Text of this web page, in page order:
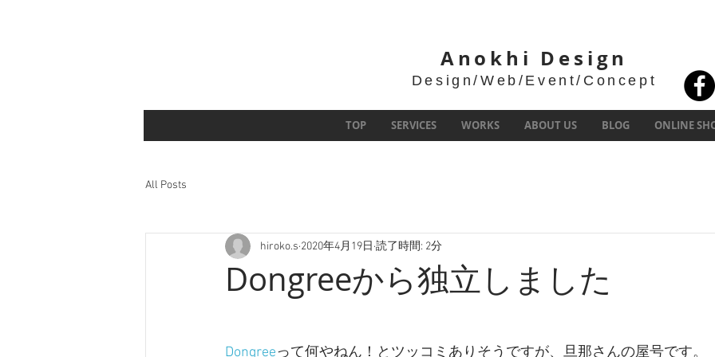
Anokhi Design
Design/Web/Event/Concept
TOP SERVICES WORKS ABOUT US BLOG ONLINE
All Posts
Dongreeから独立しました
hiroko.s 2020年4月19日 読了時間: 2分
Dongreeって何やねん！とツッコミありそうですが、旦那さんの屋号です。